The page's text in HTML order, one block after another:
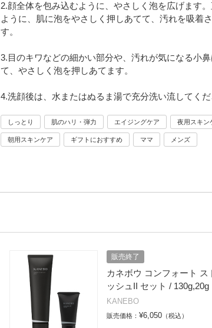
2.顔全体を包み込むように、やさしく泡を広げます
ように、肌に泡をやさしく押しあてて、汚れを吸着
す。
3.目のキワなどの細かい部分や、汚れが気になる小
て、やさしく泡を押しあてます。
4.洗顔後は、水またはぬるま湯で充分洗い流してくだ
しっとり 肌のハリ・弾力 エイジングケア 夜用スキン
朝用スキンケア ギフトにおすすめ ママ メンズ
販売終了
カネボウ コンフォート ス
ッシュII セット / 130g,20g
KANEBO
販売価格： ¥6,050 （税込）